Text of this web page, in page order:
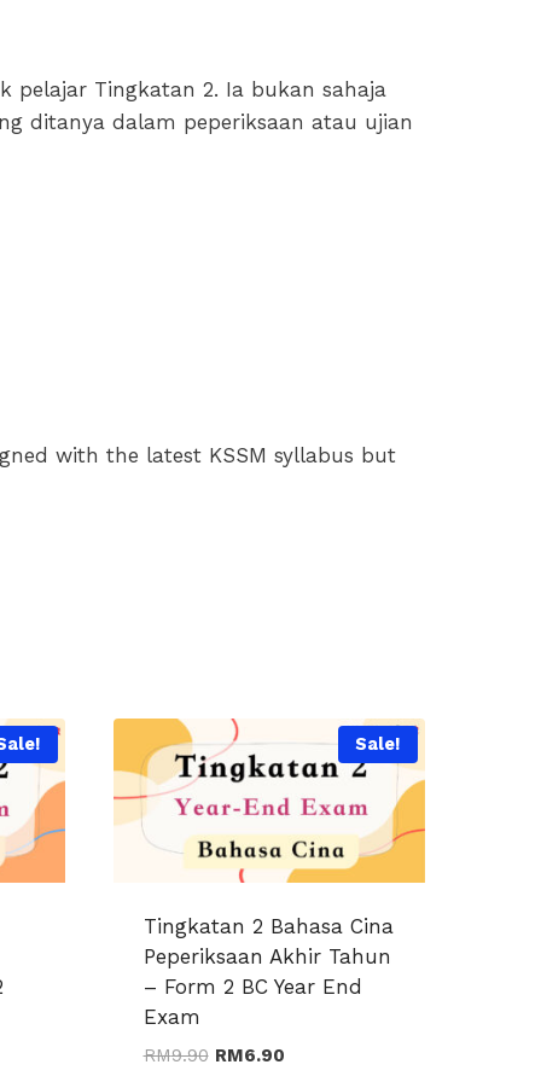
pelajar Tingkatan 2. Ia bukan sahaja
ditanya dalam peperiksaan atau ujian
with the latest KSSM syllabus but
Sale!
Tingkatan 2 Bahasa Cina
Peperiksaan Akhir Tahun
– Form 2 BC Year End
Exam
RM9.90 Original
RM6.90Current